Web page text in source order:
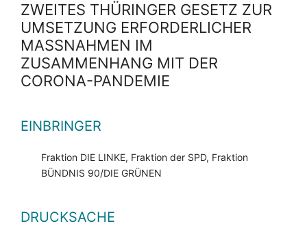
ZWEITES THÜRINGER GESETZ ZUR
UMSETZUNG ERFORDERLICHER
MASSNAHMEN IM Z
USAMMENHANG MIT DER C
ORONA-PANDEMIE
EINBRINGER
Fraktion DIE LINKE, Fraktion der SPD, Fraktion
BÜNDNIS 90/DIE GRÜNEN
DRUCKSACHE